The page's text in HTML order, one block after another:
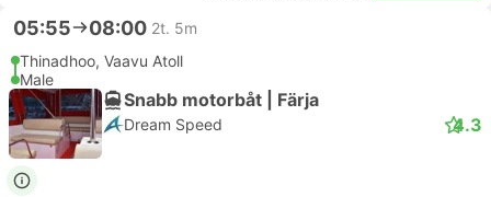
05:55 08:00 2t. 5m
Thinadhoo, Vaavu Atoll
Male
Snabb motorbåt | Färja
Dream Speed 4.3